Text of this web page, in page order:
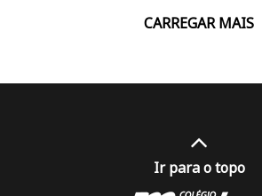
CARREGAR MAIS
Ir para o topo